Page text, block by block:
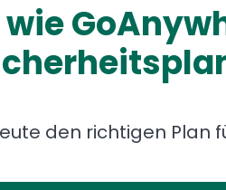
den richtigen Plan